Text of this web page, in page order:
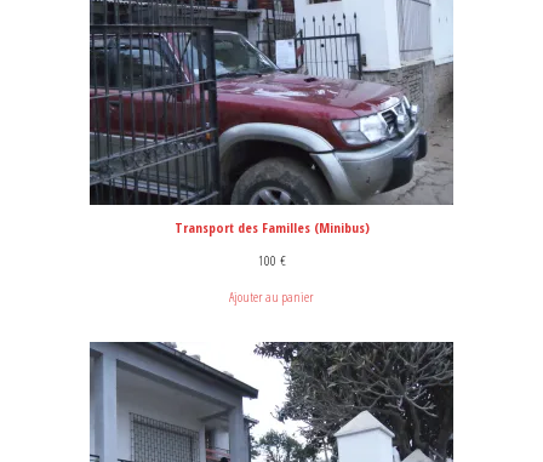
Transport des Familles (Minibus)
100 €
Ajouter au panier